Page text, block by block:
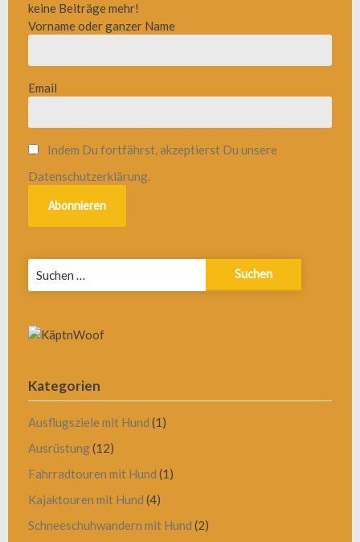
keine Beiträge mehr!
Vorname oder ganzer Name
Email
Indem Du fortfährst, akzeptierst Du unsere
Datenschutzerklärung.
Kategorien
Ausflugsziele mit Hund (1)
Ausrüstung(12)
Fahrradtouren mit Hund (1)
Kajaktouren mit Hund (4)
Schneeschuhwandern mit Hund (2)